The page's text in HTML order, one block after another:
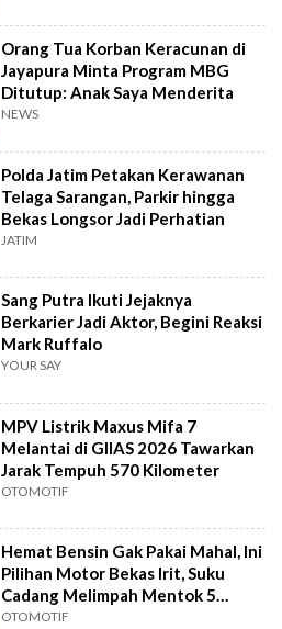
Orang Tua Korban Keracunan di
Jayapura Minta Program MBG
Ditutup: Anak Saya Menderita
NEWS
Polda Jatim Petakan Kerawanan
Telaga Sarangan, Parkir hingga
Bekas Longsor Jadi Perhatian
JATIM
Sang Putra Ikuti Jejaknya
Berkarier Jadi Aktor, Begini Reaksi
Mark Ruffalo
YOUR SAY
MPV Listrik Maxus Mifa 7
Melantai di GIIAS 2026 Tawarkan
Jarak Tempuh 570 Kilometer
OTOMOTIF
Hemat Bensin Gak Pakai Mahal, Ini
Pilihan Motor Bekas Irit, Suku
Cadang Melimpah Mentok 5
Jutaan
OTOMOTIF